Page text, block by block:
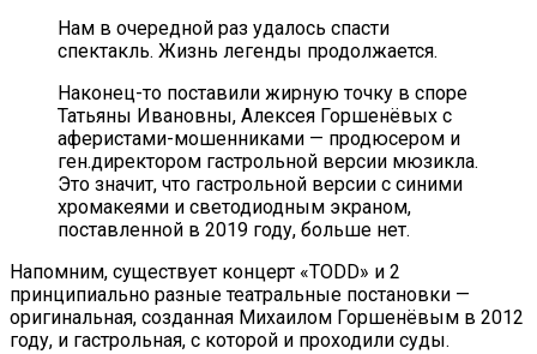
Нам в очередной раз удалось спасти
спектакль. Жизнь легенды продолжается.
Наконец-то поставили жирную точку в споре
Татьяны Ивановны, Алексея Горшенёвых с
аферистами-мошенниками — продюсером и
ген.директором гастрольной версии мюзикла.
Это значит, что гастрольной версии с синими
хромакеями и светодиодным экраном,
поставленной в 2019 году, больше нет.
Напомним, существует концерт «TODD» и 2
принципиально разные театральные постановки —
оригинальная, созданная Михаилом Горшенёвым в 2012
году, и гастрольная, с которой и проходили суды.